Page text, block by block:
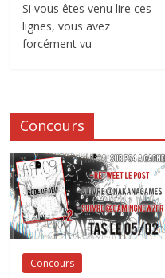
Si vous êtes venu lire ces
lignes, vous avez
forcément vu
Concours
Concours